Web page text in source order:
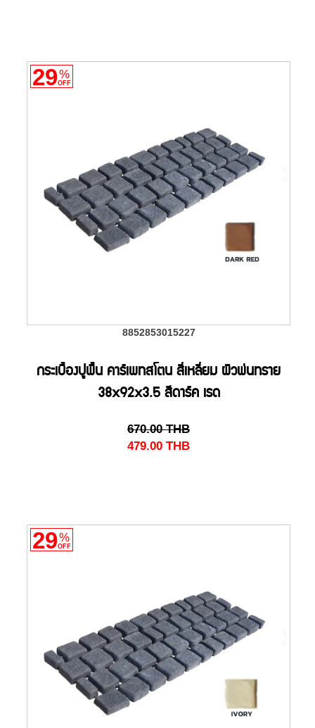
29%
OFF
8852853015227
กระเบื้องปูพื้น คาร์เพทสโตน สี่เหลี่ยม ผิวพ่นทราย
38x92x3.5 สีดาร์ค เรด
670.00 THB
479.00 THB
29%
OFF